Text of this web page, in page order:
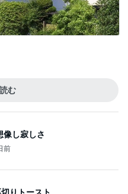
娘の問題
前